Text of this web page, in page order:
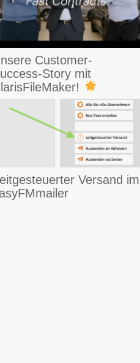
Customer-
Story mit
Versand im